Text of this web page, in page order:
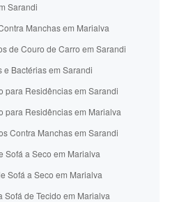
Sarandi
Manchas em Marialva
de Couro de Carro em Sarandi
e Bactérias em Sarandi
para Residências em Sarandi
para Residências em Marialva
Contra Manchas em Sarandi
Sofá a Seco em Marialva
Sofá a Seco em Marialva
Sofá de Tecido em Marialva